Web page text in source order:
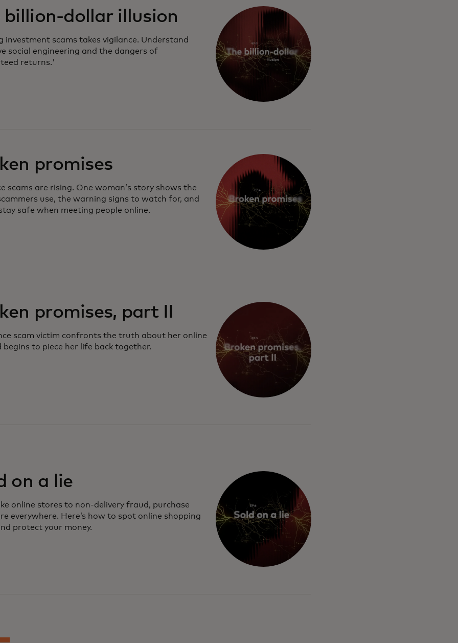
billion-dollar illusion
investment scams takes vigilance. Understand
social engineering and the dangers of
returns.'
promises
scams are rising. One woman’s story shows the
use, the warning signs to watch for, and
safe when meeting people online.
promises, part II
scam victim confronts the truth about her online
begins to piece her life back together.
on a lie
online stores to non-delivery fraud, purchase
everywhere. Here’s how to spot online shopping
protect your money.